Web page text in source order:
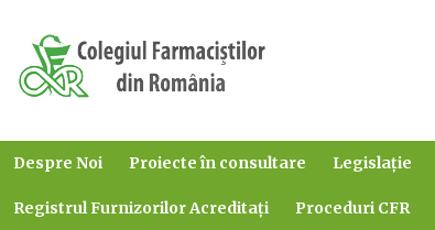
Despre Noi Proiecte în consultare Legislație
Registrul Furnizorilor Acreditați Proceduri CFR